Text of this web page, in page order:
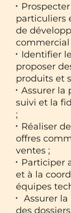
particuliers
de
commercial
Identifier
proposer
produits et
Assurer la
suivi et la
;
Réaliser
offres
ventes ;
Participer
et à la
équipes
Assurer
des